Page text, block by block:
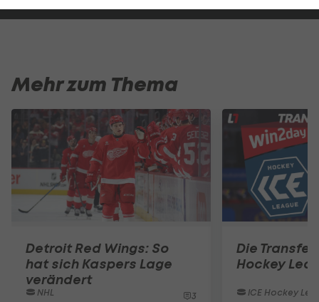
Mehr zum Thema
Detroit Red Wings: So
hat sich Kaspers Lage
verändert
NHL 3
Die
Hockey
ICE Hockey